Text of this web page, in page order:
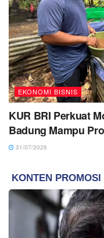
EKONOMI BISNIS
KUR BRI Perkuat
Badung Mampu
31/07/2026